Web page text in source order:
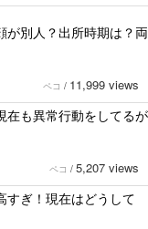
が別人？出所時期は？両
ペコ / 11,999 views
在も異常行動をしてるが
ペコ / 5,207 views
すぎ！現在はどうして